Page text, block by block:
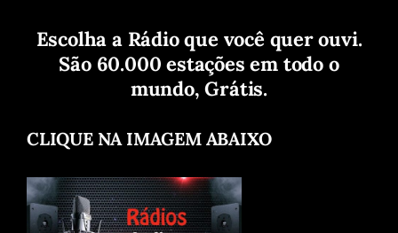
Escolha a Rádio que você quer ouvi.
São 60.000 estações em todo o
mundo, Grátis.
CLIQUE NA IMAGEM ABAIXO